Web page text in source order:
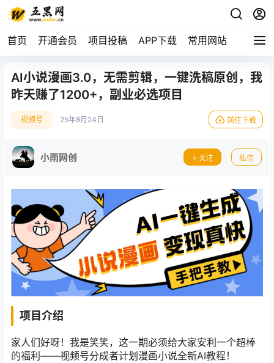
首页 开通会员 项目投稿 APP下载 常用网站
AI小说漫画3.0，无需剪辑，一键洗稿原创，我
昨天赚了1200+，副业必选项目
视频号 25年8月24日 前往下载
小雨网创 关注 私信
项目介绍
家人们好呀！我是笑笑，这一期必须给大家安利一个超棒
的福利——视频号分成者计划漫画小说全新AI教程！